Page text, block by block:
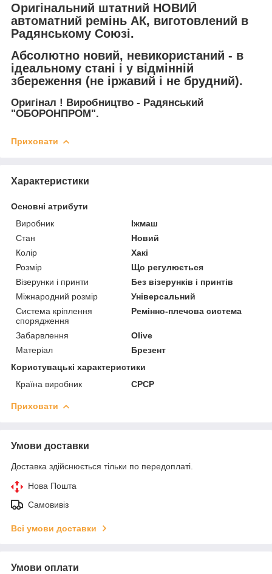
Оригінальний штатний НОВИЙ
автоматний ремінь АК, виготовлений в
Радянському Союзі.
Абсолютно новий, невикористаний - в
ідеальному стані і у відмінній
збереження (не іржавий і не брудний).
Оригінал ! Виробництво - Радянський
"ОБОРОНПРОМ".
Приховати
Характеристики
Основні атрибути
Виробник
Іжмаш
Стан
Новий
Колір
Хакі
Розмір
Що регулюється
Візерунки і принти
Без візерунків і принтів
Міжнародний розмір
Універсальний
Система кріплення
спорядження
Ремінно-плечова система
Забарвлення
Olive
Матеріал
Брезент
Користувацькі характеристики
Країна виробник
СРСР
Приховати
Умови доставки
Доставка здійснюється тільки по передоплаті.
Нова Пошта
Самовивіз
Всі умови доставки
Умови оплати